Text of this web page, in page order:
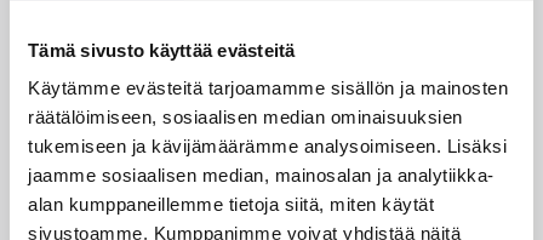
Tämä sivusto käyttää evästeitä
Käytämme evästeitä tarjoamamme sisällön ja mainosten
räätälöimiseen, sosiaalisen median ominaisuuksien
tukemiseen ja kävijämäärämme analysoimiseen. Lisäksi
jaamme sosiaalisen median, mainosalan ja analytiikka-
alan kumppaneillemme tietoja siitä, miten käytät
sivustoamme. Kumppanimme voivat yhdistää näitä
Henkilöt
Alex Vaenerberg
Antero Lehto
Anttoni Tapio
Antwine Williams
Bojan Sarcevic
Carl Lindbom